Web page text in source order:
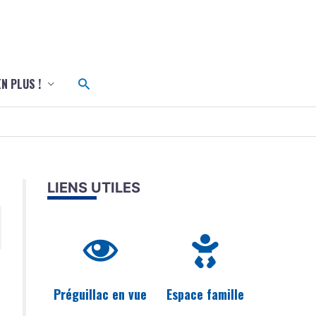
PLUS ! Rechercher
LIENS UTILES
Préguillac en vue Espace famille